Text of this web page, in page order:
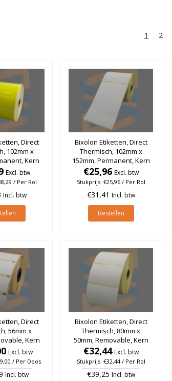
1 2
Direct
102mm x
Kern
rol à 930
Excl. btw
/ Per Rol
Incl. btw
Bixolon Etiketten, Direct
Thermisch, 102mm x
152mm, Permanent, Kern
25mm, rol à 475 stuks
€25,96 Excl. btw
Stukprijs: €25,96 / Per Rol
€31,41 Incl. btw
Bestellen
Direct
56mm x
Kern
1.000 stuks
Excl. btw
/ Per Doos
Incl. btw
Bixolon Etiketten, Direct
Thermisch, 80mm x
50mm, Removable, Kern
25mm, rol à 1.370 stuks
€32,44 Excl. btw
Stukprijs: €32,44 / Per Rol
€39,25 Incl. btw